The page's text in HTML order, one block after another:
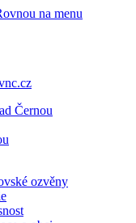
na menu
ozvěny